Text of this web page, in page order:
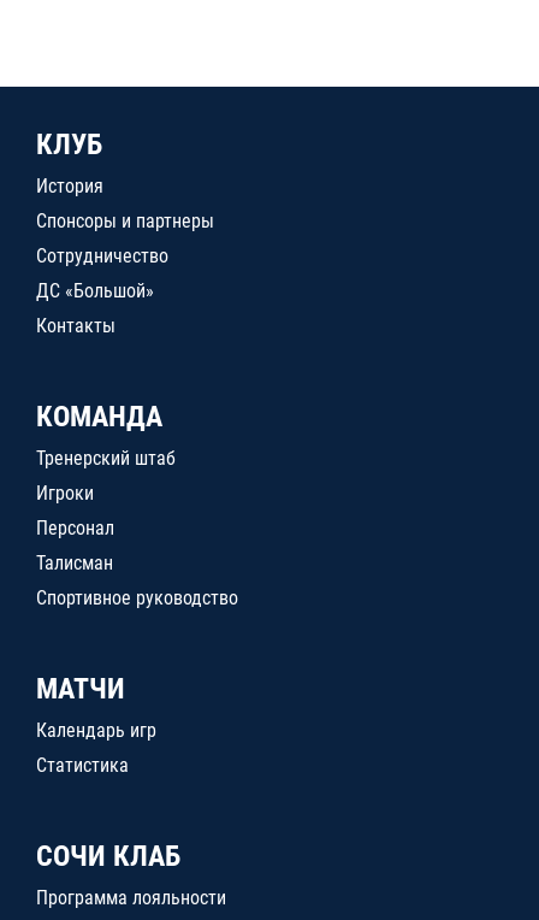
КЛУБ
История
Спонсоры и партнеры
Сотрудничество
ДС «Большой»
Контакты
КОМАНДА
Тренерский штаб
Игроки
Персонал
Талисман
Спортивное руководство
МАТЧИ
Календарь игр
Статистика
СОЧИ КЛАБ
Программа лояльности